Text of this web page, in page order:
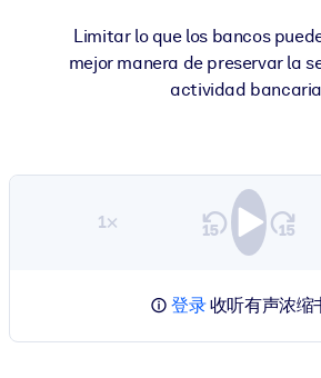
Limitar lo que los bancos
mejor manera de preservar la
actividad
1×
登录收听有声浓缩